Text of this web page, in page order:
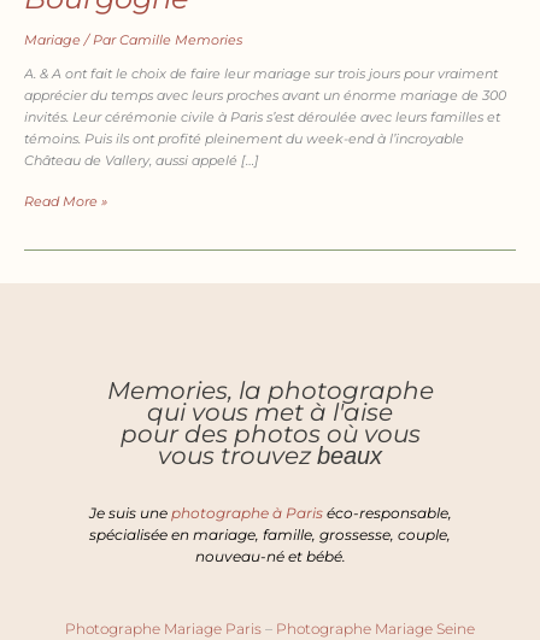
Mariage/ ParCamille Memories
A. & A ont fait le choix de faire leur mariage sur trois jours pour vraiment
apprécier du temps avec leurs proches avant un énorme mariage de 300
invités. Leur cérémonie civile à Paris s’est déroulée avec leurs familles et
témoins. Puis ils ont profité pleinement du week-end à l’incroyable
Château de Vallery, aussi appelé […]
Read More »
Memories, la photographe
qui vous met à l'aise
pour des photos où vous
vous trouvezbeaux
Je suis une photographe à Pariséco-responsable,
spécialisée en mariage, famille, grossesse, couple,
nouveau-né et bébé.
Photographe Mariage Paris – Photographe Mariage Seine